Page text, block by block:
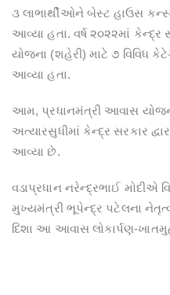
૩ લાભાર્થીઓને બેસ્ટ હાઉસ
આવ્યા હતા. વર્ષ ૨૦૨૨માં કેન્દ્ર
યોજના (શહેરી) માટે ૭ વિવિધ
આવ્યા હતા.
આમ, પ્રધાનમંત્રી આવાસ
અત્યારસુધીમાં કેન્દ્ર સરકાર
આવ્યા છે.
વડાપ્રધાન નરેન્દ્રભાઈ મોદીએ
મુખ્યમંત્રી ભૂપેન્દ્ર પટેલના
દિશા આ આવાસ લોકાર્પણ-